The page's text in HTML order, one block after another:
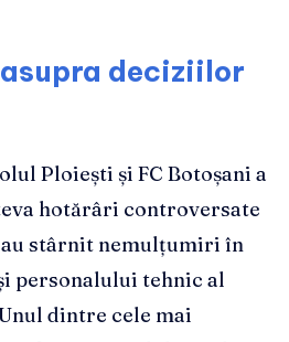
deciziilor
Ploiești și FC Botoșani a
hotărâri controversate
stârnit nemulțumiri în
personalului tehnic al
dintre cele mai